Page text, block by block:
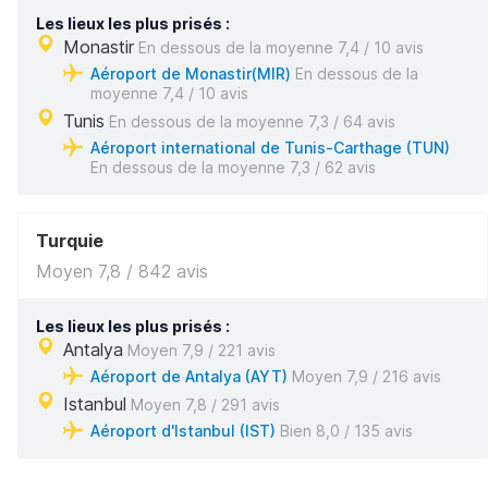
Les lieux les plus prisés :
Monastir En dessous de la moyenne 7,4 / 10 avis
Aéroport de Monastir(MIR) En dessous de la
moyenne 7,4 / 10 avis
Tunis En dessous de la moyenne 7,3 / 64 avis
Aéroport international de Tunis-Carthage (TUN)
En dessous de la moyenne 7,3 / 62 avis
Turquie
Moyen 7,8 / 842 avis
Les lieux les plus prisés :
Antalya Moyen 7,9 / 221 avis
Aéroport de Antalya (AYT) Moyen 7,9 / 216 avis
Istanbul Moyen 7,8 / 291 avis
Aéroport d'Istanbul (IST) Bien 8,0 / 135 avis